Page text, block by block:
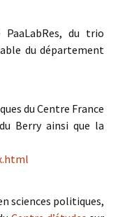
du trio
du département
du Centre France
Berry ainsi que la
sciences politiques,